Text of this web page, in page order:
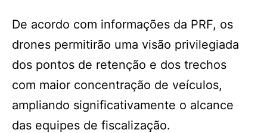
De acordo com informações da PRF, os
drones permitirão uma visão privilegiada
dos pontos de retenção e dos trechos
com maior concentração de veículos,
ampliando significativamente o alcance
das equipes de fiscalização.